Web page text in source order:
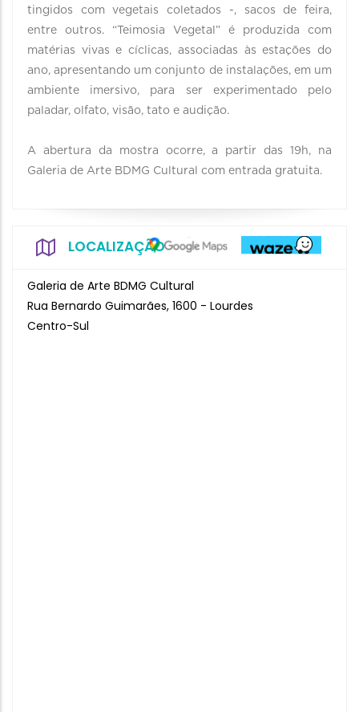
tingidos com vegetais coletados -, sacos de feira,
entre outros. “Teimosia Vegetal” é produzida com
matérias vivas e cíclicas, associadas às estações do
ano, apresentando um conjunto de instalações, em um
ambiente imersivo, para ser experimentado pelo
paladar, olfato, visão, tato e audição.
A abertura da mostra ocorre, a partir das 19h, na
Galeria de Arte BDMG Cultural com entrada gratuita.
LOCALIZAÇÃO
Galeria de Arte BDMG Cultural
Rua Bernardo Guimarães, 1600 - Lourdes
Centro-Sul